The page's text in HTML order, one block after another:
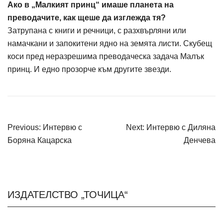
Ако в „Малкият принц“ имаше планета на
преводачите, как щеше да изглежда тя?
Затрупана с книги и речници, с разхвърляни или
намачкани и запокитени ядно на земята листи. Скубещ
коси пред неразрешима преводаческа задача Малък
принц. И едно прозорче към другите звезди.
НАВИГАЦИЯ
Previous: Интервю с
Боряна Кацарска
Next: Интервю с Диляна
Денчева
ИЗДАТЕЛСТВО „ТОЧИЦА“